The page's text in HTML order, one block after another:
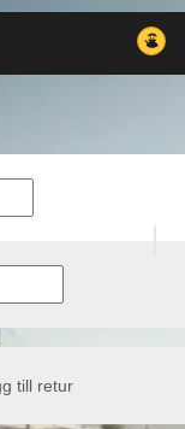
till retur